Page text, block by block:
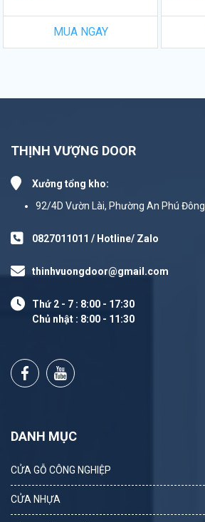
MUA NGAY
THỊNH VƯỢNG DOOR
Xưởng tổng kho:
92/4D Vườn Lài, Phường An Phú
0827011011 / Hotline/ Zalo
thinhvuongdoor@gmail.com
Thứ 2 - 7 : 8:00 - 17:30
Chủ nhật : 8:00 - 11:30
DANH MỤC
CỬA GỖ CÔNG NGHIỆP
CỬA NHỰA